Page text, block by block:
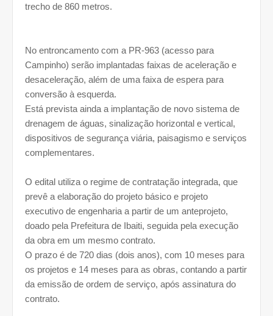
trecho de 860 metros.
No entroncamento com a PR-963 (acesso para
Campinho) serão implantadas faixas de aceleração e
desaceleração, além de uma faixa de espera para
conversão à esquerda.
Está prevista ainda a implantação de novo sistema de
drenagem de águas, sinalização horizontal e vertical,
dispositivos de segurança viária, paisagismo e serviços
complementares.
O edital utiliza o regime de contratação integrada, que
prevê a elaboração do projeto básico e projeto
executivo de engenharia a partir de um anteprojeto,
doado pela Prefeitura de Ibaiti, seguida pela execução
da obra em um mesmo contrato.
O prazo é de 720 dias (dois anos), com 10 meses para
os projetos e 14 meses para as obras, contando a partir
da emissão de ordem de serviço, após assinatura do
contrato.